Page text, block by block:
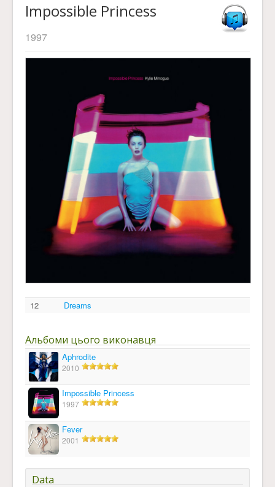
Impossible Princess
1997
12 Dreams
Альбоми цього виконавця
Aphrodite
2010
Impossible Princess
1997
Fever
2001
Data